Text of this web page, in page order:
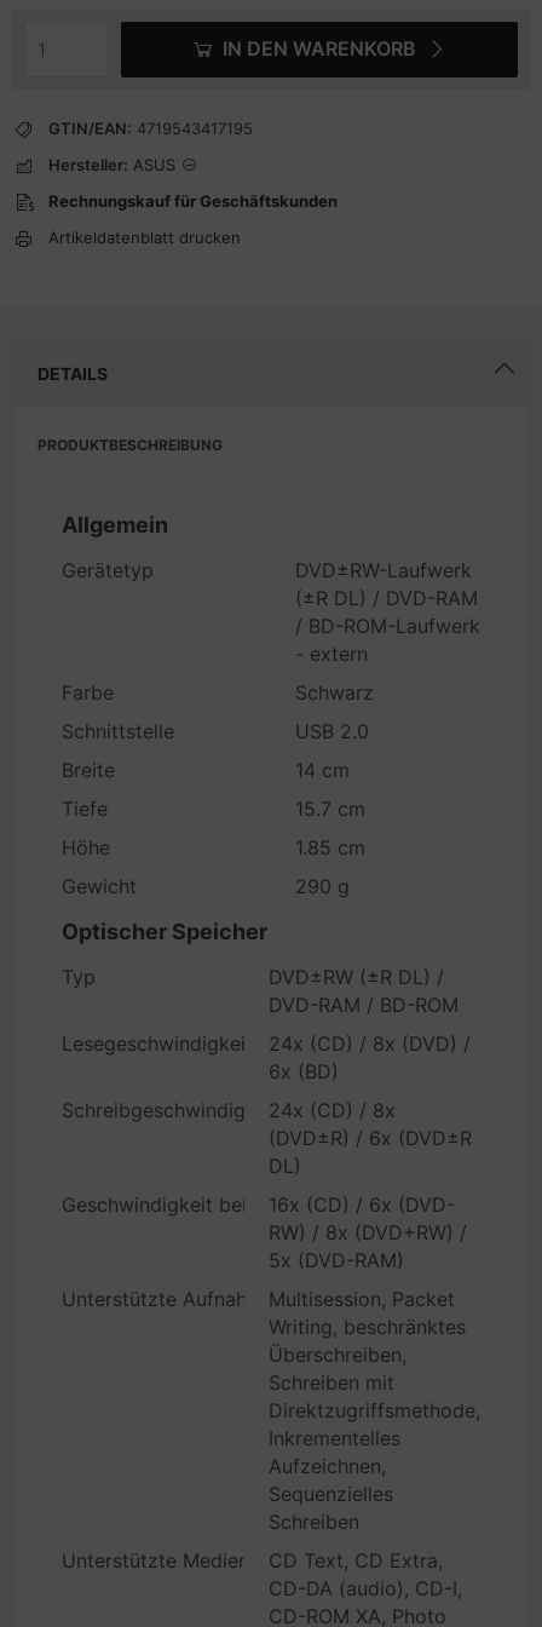
IN DEN WARENKORB
GTIN/EAN: 4719543417195
Hersteller: ASUS
Rechnungskauf für Geschäftskunden
Artikeldatenblatt drucken
DETAILS
PRODUKTBESCHREIBUNG
Allgemein
Gerätetyp
DVD±RW-Laufwerk
(±R DL) / DVD-RAM
/ BD-ROM-Laufwerk
- extern
Farbe
Schwarz
Schnittstelle
USB 2.0
Breite
14 cm
Tiefe
15.7 cm
Höhe
1.85 cm
Gewicht
290 g
Optischer Speicher
Typ
DVD±RW (±R DL) /
DVD-RAM / BD-ROM
Lesegeschwindigkeit
24x (CD) / 8x (DVD) /
6x (BD)
Schreibgeschwindigkeit24x (CD) / 8x
(DVD±R) / 6x (DVD±R
DL)
Geschwindigkeit bei wiederbeschreibbaren Medien
16x (CD) / 6x (DVD-
RW) / 8x (DVD+RW) /
5x (DVD-RAM)
Unterstützte AufnahmemodiMultisession, Packet
Writing, beschränktes
Überschreiben,
Schreiben mit
Direktzugriffsmethode,
Inkrementelles
Aufzeichnen,
Sequenzielles
Schreiben
Unterstützte MedienformateCD Text, CD Extra,
CD-DA (audio), CD-I,
CD-ROM XA, Photo